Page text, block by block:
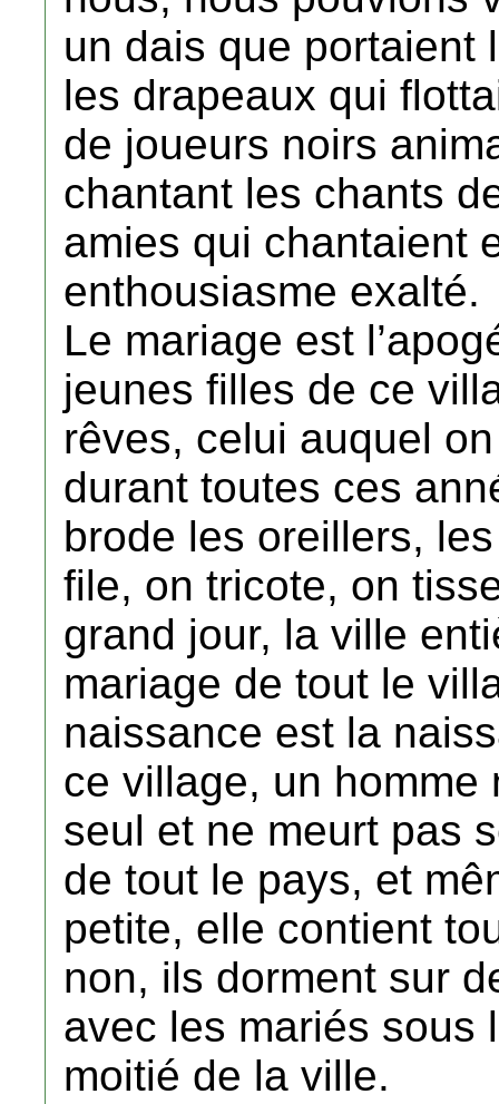
un dais que portaient
les drapeaux qui
de joueurs noirs
chantant les chants
amies qui chantaient
enthousiasme exalté.
Le mariage est
jeunes filles de ce
rêves, celui auquel
durant toutes ces
brode les oreillers,
file, on tricote, on
grand jour, la ville
mariage de tout le
naissance est la
ce village, un
seul et ne meurt pas
de tout le pays, et
petite, elle contient
non, ils dorment sur
avec les mariés sous
moitié de la ville.